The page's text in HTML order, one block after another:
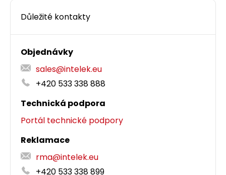
Důležité kontakty
Objednávky
sales@intelek.eu
+420 533 338 888
Technická podpora
Portál technické podpory
Reklamace
rma@intelek.eu
+420 533 338 899